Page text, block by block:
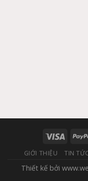
GIỚI THIỆU TIN
Thiết kế bởi